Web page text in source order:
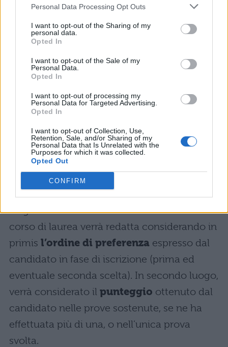
Personal Data Processing Opt Outs
I want to opt-out of the Sharing of my
personal data.
Opted In
I want to opt-out of the Sale of my
Personal Data.
Opted In
I want to opt-out of processing my
Personal Data for Targeted Advertising.
Opted In
I want to opt-out of Collection, Use,
Retention, Sale, and/or Sharing of my
Personal Data that Is Unrelated with the
Purposes for which it was collected.
Opted Out
CONFIRM
rispondere aulteriori 6 quesiti in 6 minuti
assegnati automaticamente dalla
piattaforma d’esame.
RICHIEDI INFORMAZIONI
Graduatoria test Medicina
Cattolica: come funziona
risultati del testsvolto nel primo turno
saranno disponibili a partire dal 7 marzo,
mentre dal 24 aprile saranno disponibili i
risultati relativi al test del secondo turno.
La graduatoria finale di merito di ciascun
corso di laurea verrà redatta considerando in
primis l’ordine di preferenza espresso dal
candidato in fase di iscrizione (prima ed
eventuale seconda scelta). In secondo luogo,
verrà considerato il punteggio ottenuto dal
candidato nelle prove sostenute, se ne ha
effettuata più di una, o nell’unica prova
svolta.